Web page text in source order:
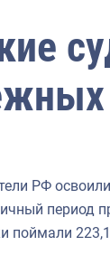
РФ
период
поймали